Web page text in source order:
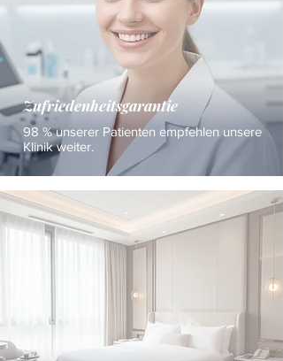
Zufriedenheitsgarantie
98 % unserer Patienten empfehlen unsere
Klinik weiter.